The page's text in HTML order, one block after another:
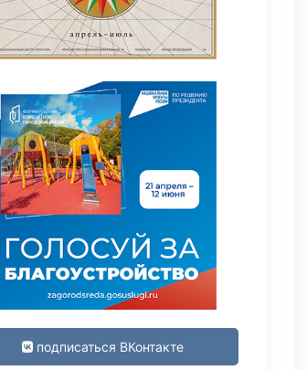
подписаться ВКонтакте